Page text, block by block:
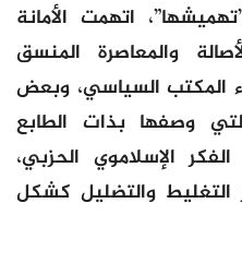
اتهمت الأمانة
والمعاصرة المنسق
المكتب السياسي، وبعض
وصفها بذات الطابع
الإسلاموي الحزبي،
التغليط والتضليل كشكل